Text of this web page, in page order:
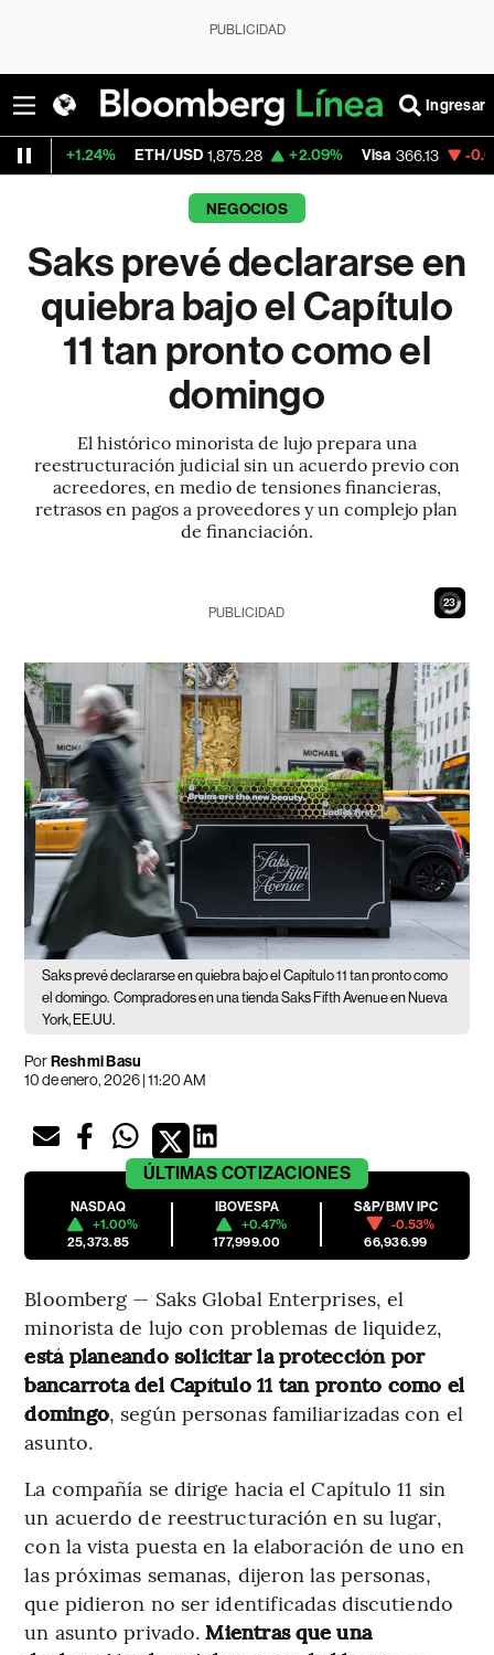
PUBLICIDAD
Ingresar
ETH/USD 1,875.28 +2.09% Visa 366.13 -0.04%
NEGOCIOS
Saks prevé declararse en
quiebra bajo el Capítulo
11 tan pronto como el
domingo
El histórico minorista de lujo prepara una
reestructuración judicial sin un acuerdo previo con
acreedores, en medio de tensiones financieras,
retrasos en pagos a proveedores y un complejo plan
de financiación.
21
PUBLICIDAD
Saks prevé declararse en quiebra bajo el Capítulo 11 tan pronto como
el domingo. Compradores en una tienda Saks Fifth Avenue en Nueva
York, EE.UU.
PorReshmi Basu
10 de enero, 2026 | 11:20 AM
ÚLTIMAS COTIZACIONES
NASDAQ
+1.00%
25,373.85
IBOVESPA
+0.47%
177,999.00
S&P/BMV IPC
-0.53%
66,936.99
Bloomberg — Saks Global Enterprises, el
minorista de lujo con problemas de liquidez,
está planeando solicitar la protección por
bancarrota del Capítulo 11 tan pronto como el
domingo, según personas familiarizadas con el
asunto.
La compañía se dirige hacia el Capítulo 11 sin
un acuerdo de reestructuración en su lugar,
con la vista puesta en la elaboración de uno en
las próximas semanas, dijeron las personas,
que pidieron no ser identificadas discutiendo
un asunto privado.Mientras que una